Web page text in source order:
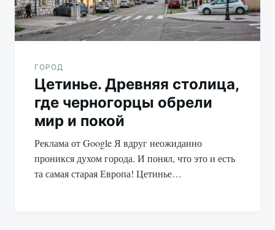
ГОРОД
Цетинье. Древняя столица,
где черногорцы обрели
мир и покой
Реклама от Google Я вдруг неожиданно
проникся духом города. И понял, что это и есть
та самая старая Европа! Цетинье…